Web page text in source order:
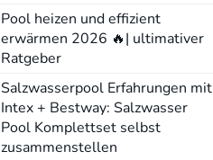
Pool heizen und effizient
erwärmen 2026 🔥| ultimativer
Ratgeber
Salzwasserpool Erfahrungen mit
Intex + Bestway: Salzwasser
Pool Komplettset selbst
zusammenstellen